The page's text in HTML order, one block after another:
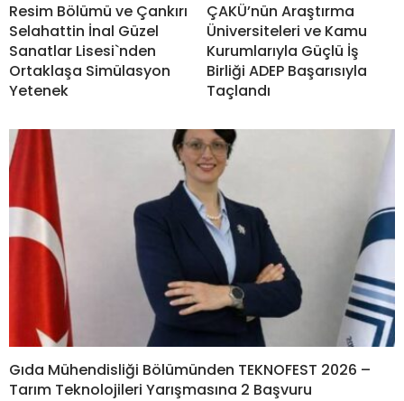
Resim Bölümü ve Çankırı
Selahattin İnal Güzel
Sanatlar Lisesi`nden
Ortaklaşa Simülasyon
Yetenek
ÇAKÜ’nün Araştırma
Üniversiteleri ve Kamu
Kurumlarıyla Güçlü İş
Birliği ADEP Başarısıyla
Taçlandı
Gıda Mühendisliği Bölümünden TEKNOFEST 2026 –
Tarım Teknolojileri Yarışmasına 2 Başvuru